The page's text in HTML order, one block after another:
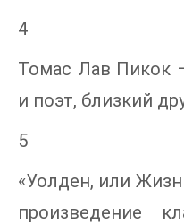
4
Томас Лав Пикок
и поэт, близкий
5
«Уолден, или
произведение